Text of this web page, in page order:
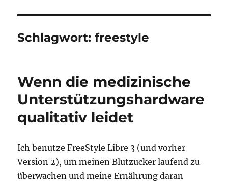
Schlagwort:freestyle
Wenn die medizinische
Unterstützungshardware
qualitativ leidet
Ich benutze FreeStyle Libre 3 (und vorher
Version 2), um meinen Blutzucker laufend zu
überwachen und meine Ernährung daran